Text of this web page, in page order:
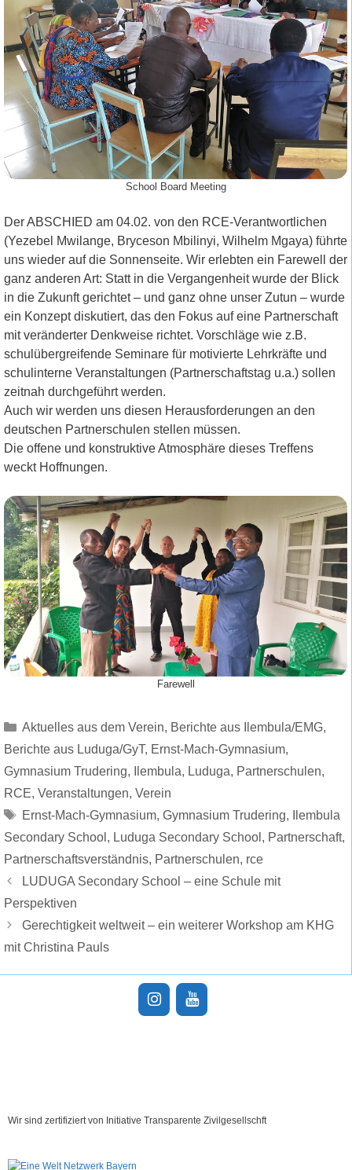
School Board Meeting
Der ABSCHIED am 04.02. von den RCE-Verantwortlichen
(Yezebel Mwilange, Bryceson Mbilinyi, Wilhelm Mgaya) führte
uns wieder auf die Sonnenseite. Wir erlebten ein Farewell der
ganz anderen Art: Statt in die Vergangenheit wurde der Blick
in die Zukunft gerichtet – und ganz ohne unser Zutun – wurde
ein Konzept diskutiert, das den Fokus auf eine Partnerschaft
mit veränderter Denkweise richtet. Vorschläge wie z.B.
schulübergreifende Seminare für motivierte Lehrkräfte und
schulinterne Veranstaltungen (Partnerschaftstag u.a.) sollen
zeitnah durchgeführt werden.
Auch wir werden uns diesen Herausforderungen an den
deutschen Partnerschulen stellen müssen.
Die offene und konstruktive Atmosphäre dieses Treffens
weckt Hoffnungen.
Farewell
Kategorien
Aktuelles aus dem Verein, Berichte aus Ilembula/EMG,
Berichte aus Luduga/GyT, Ernst-Mach-Gymnasium,
Gymnasium Trudering, Ilembula, Luduga, Partnerschulen,
RCE, Veranstaltungen, Verein
Schlagwörter
Ernst-Mach-Gymnasium, Gymnasium Trudering,
Ilembula
Secondary School , Luduga Secondary School , Partnerschaft,
Partnerschaftsverständnis, Partnerschulen, rce
LUDUGA Secondary School – eine Schule mit
Perspektiven
Gerechtigkeit weltweit – ein weiterer Workshop am KHG
mit Christina Pauls
Wir sind zertifiziert von Initiative Transparente Zivilgesellschft